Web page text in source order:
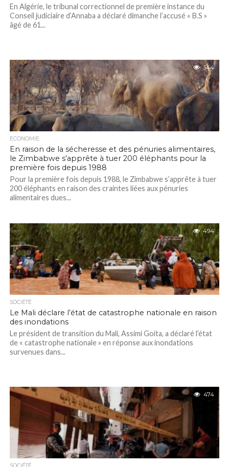
En Algérie, le tribunal correctionnel de première instance du
Conseil judiciaire d’Annaba a déclaré dimanche l’accusé « B.S »
âgé de 61...
344
ECONOMIE
En raison de la sécheresse et des pénuries alimentaires,
le Zimbabwe s’apprête à tuer 200 éléphants pour la
première fois depuis 1988
Pour la première fois depuis 1988, le Zimbabwe s’apprête à tuer
200 éléphants en raison des craintes liées aux pénuries
alimentaires dues...
494
SOCIÉTÉ
Le Mali déclare l’état de catastrophe nationale en raison
des inondations
Le président de transition du Mali, Assimi Goita, a déclaré l’état
de « catastrophe nationale » en réponse aux inondations
survenues dans...
474